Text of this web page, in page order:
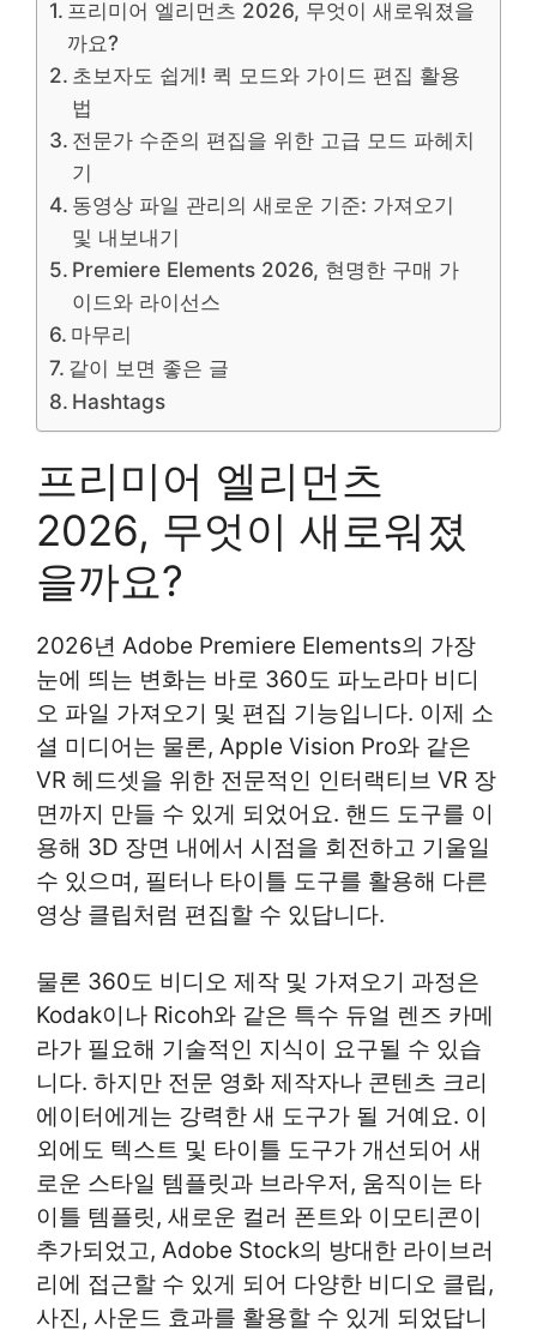
프리미어 엘리먼츠 2026, 무엇이 새로워졌을
까요?
초보자도 쉽게! 퀵 모드와 가이드 편집 활용
법
전문가 수준의 편집을 위한 고급 모드 파헤치
기
동영상 파일 관리의 새로운 기준: 가져오기
및 내보내기
Premiere Elements 2026, 현명한 구매 가
이드와 라이선스
마무리
같이 보면 좋은 글
Hashtags
프리미어 엘리먼츠
2026, 무엇이 새로워졌
을까요?
2026년 Adobe Premiere Elements의 가장
눈에 띄는 변화는 바로 360도 파노라마 비디
오 파일 가져오기 및 편집 기능입니다. 이제 소
셜 미디어는 물론, Apple Vision Pro와 같은
VR 헤드셋을 위한 전문적인 인터랙티브 VR 장
면까지 만들 수 있게 되었어요. 핸드 도구를 이
용해 3D 장면 내에서 시점을 회전하고 기울일
수 있으며, 필터나 타이틀 도구를 활용해 다른
영상 클립처럼 편집할 수 있답니다.
물론 360도 비디오 제작 및 가져오기 과정은
Kodak이나 Ricoh와 같은 특수 듀얼 렌즈 카메
라가 필요해 기술적인 지식이 요구될 수 있습
니다. 하지만 전문 영화 제작자나 콘텐츠 크리
에이터에게는 강력한 새 도구가 될 거예요. 이
외에도 텍스트 및 타이틀 도구가 개선되어 새
로운 스타일 템플릿과 브라우저, 움직이는 타
이틀 템플릿, 새로운 컬러 폰트와 이모티콘이
추가되었고, Adobe Stock의 방대한 라이브러
리에 접근할 수 있게 되어 다양한 비디오 클립,
사진, 사운드 효과를 활용할 수 있게 되었답니